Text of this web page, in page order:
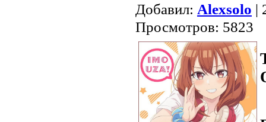
Добавил: Alexsolo |
Просмотров: 5823